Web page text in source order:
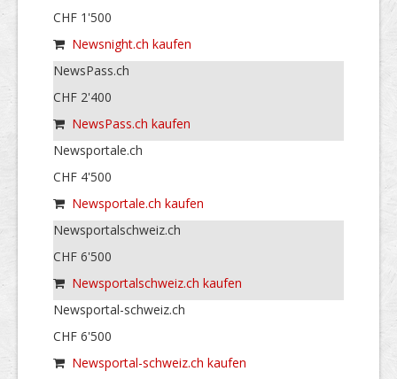
CHF 1'500
Newsnight.ch kaufen
NewsPass.ch
CHF 2'400
NewsPass.ch kaufen
Newsportale.ch
CHF 4'500
Newsportale.ch kaufen
Newsportalschweiz.ch
CHF 6'500
Newsportalschweiz.ch kaufen
Newsportal-schweiz.ch
CHF 6'500
Newsportal-schweiz.ch kaufen